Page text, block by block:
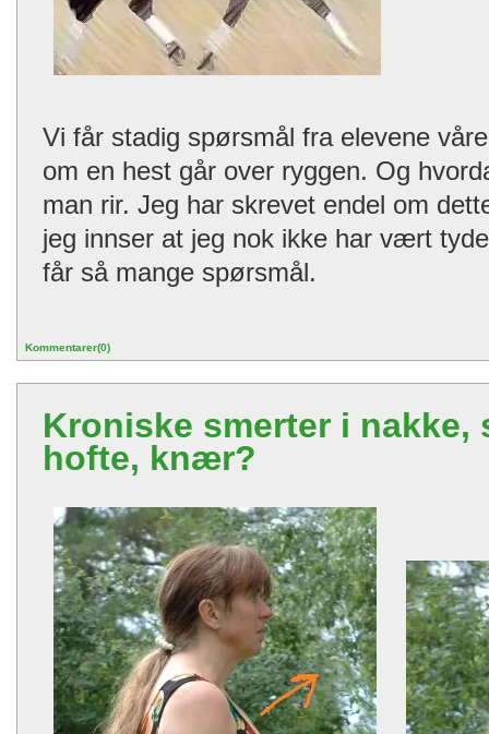
Vi får stadig spørsmål fra elevene
om en hest går over ryggen. Og
man rir. Jeg har skrevet endel om
jeg innser at jeg nok ikke har vært
får så mange spørsmål.
Kommentarer(0)
Kroniske smerter i nakke,
hofte, knær?